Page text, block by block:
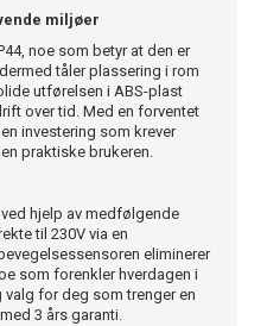
miljøer
noe som betyr at den er
tåler plassering i rom
utførelsen i ABS-plast
over tid. Med en forventet
investering som krever
praktiske brukeren.
hjelp av medfølgende
til 230V via en
eliminerer
som forenkler hverdagen i
valg for deg som trenger en
3 års garanti.